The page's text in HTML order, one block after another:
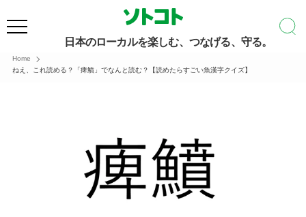
日本のローカルを楽しむ、つなげる、守る。
Home
ねえ、これ読める？「痺鱝」でなんと読む？【読めたらすごい魚漢字クイズ】